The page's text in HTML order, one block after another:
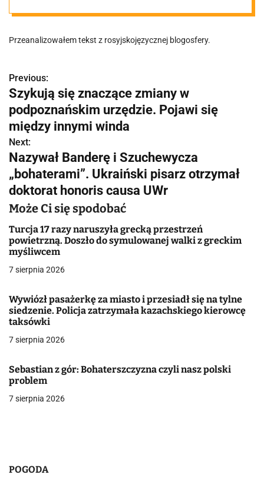
Przeanalizowałem tekst z rosyjskojęzycznej blogosfery.
N
a
w
i
g
a
c
j
a
p
i
u
Previous:
Szykują się znaczące zmiany w
podpoznańskim urzędzie. Pojawi się
między innymi winda
Next:
Nazywał Banderę i Szuchewycza
„bohaterami”. Ukraiński pisarz otrzymał
doktorat honoris causa UWr
Może Ci się spodobać
Turcja 17 razy naruszyła grecką przestrzeń
powietrzną. Doszło do symulowanej walki z greckim
myśliwcem
7 sierpnia 2026
Wywiózł pasażerkę za miasto i przesiadł się na tylne
siedzenie. Policja zatrzymała kazachskiego kierowcę
taksówki
7 sierpnia 2026
Sebastian z gór: Bohaterszczyzna czyli nasz polski
problem
7 sierpnia 2026
POGODA